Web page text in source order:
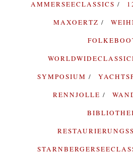
AMMERSEECLASSICS
MAXOERTZ
SYMPOSIUM
RENNJOLLE